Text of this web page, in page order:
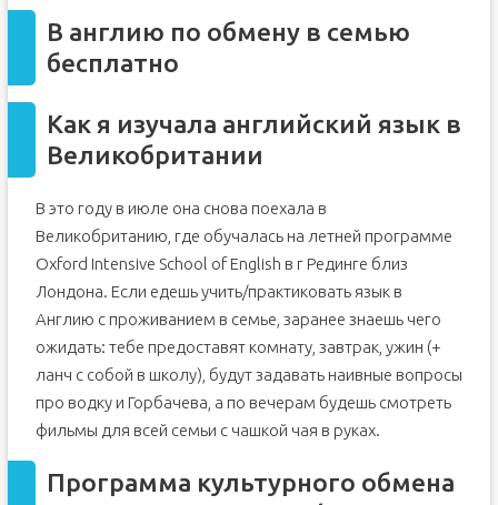
Программа культурного обмена для подростков Nacel
В англию по обмену в семью бесплатно
Проживание в Англии
Программа обмена школьниками в Англии
(Великобритании)
Лучшие сайты по обмену языковым опытом
Что такое языковой обмен?
Как это работает?
Где можно найти партнера по языковому обмену?
Conversationexchange.com
Babelvillage.com
Easylanguageexchange.com
В англию по обмену в семью
бесплатно
Как я изучала английский язык в
Великобритании
В это году в июле она снова поехала в
Великобританию, где обучалась на летней программе
Oxford Intensive School of English в г Рединге близ
Лондона. Если едешь учить/практиковать язык в
Англию с проживанием в семье, заранее знаешь чего
ожидать: тебе предоставят комнату, завтрак, ужин (+
ланч с собой в школу), будут задавать наивные вопросы
про водку и Горбачева, а по вечерам будешь смотреть
фильмы для всей семьи с чашкой чая в руках.
Программа культурного обмена